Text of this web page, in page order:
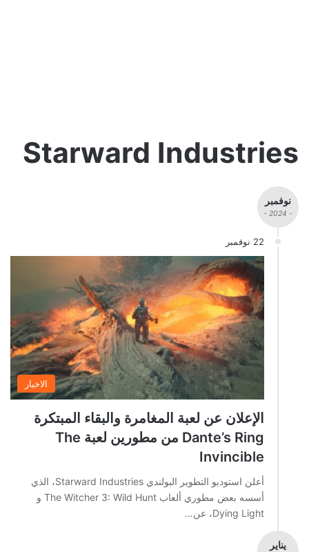
Starward Industries
نوفمبر
- 2024 -
22 نوفمبر
الاخبار
الإعلان عن لعبة المغامرة والبقاء المبتكرة
Dante’s Ring من مطورين لعبة The
Invincible
أعلن استوديو التطوير البولندي Starward Industries، الذي
أسسه بعض مطوري ألعاب The Witcher 3: Wild Hunt و
Dying Light، عن…
يناير